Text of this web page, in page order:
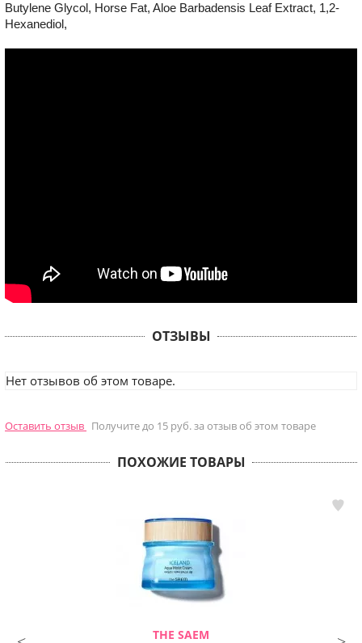
Butylene Glycol, Horse Fat, Aloe Barbadensis Leaf Extract, 1,2-
Hexanediol,
ОТЗЫВЫ
Нет отзывов об этом товаре.
Оставить отзыв Получите до 15 руб. за отзыв об этом товаре
ПОХОЖИЕ ТОВАРЫ
THE SAEM